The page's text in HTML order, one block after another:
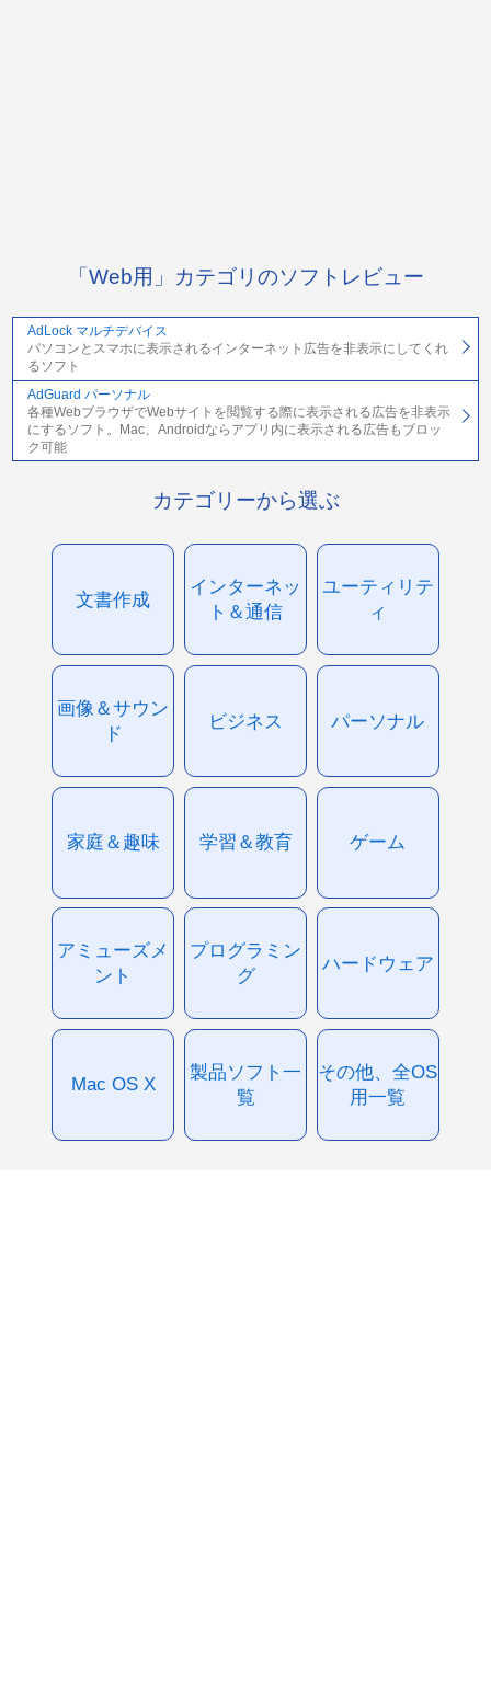
「Web用」カテゴリのソフトレビュー
AdLock マルチデバイス
パソコンとスマホに表示されるインターネット広告を非表示にしてくれ
るソフト
AdGuard パーソナル
各種WebブラウザでWebサイトを閲覧する際に表示される広告を非表示
にするソフト。Mac、Androidならアプリ内に表示される広告もブロッ
ク可能
カテゴリーから選ぶ
文書作成
インターネッ
ト＆通信
ユーティリテ
ィ
画像＆サウン
ド
ビジネス パーソナル
家庭＆趣味 学習＆教育 ゲーム
アミューズメ
ント
プログラミン
グ
ハードウェア
Mac OS X
製品ソフト一
覧
その他、全OS
用一覧